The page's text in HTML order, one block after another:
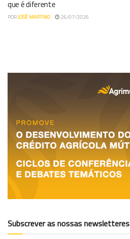
que é diferente
PORJOSÉ MARTINO 26/07/2026
Subscrever as nossas newsletteres